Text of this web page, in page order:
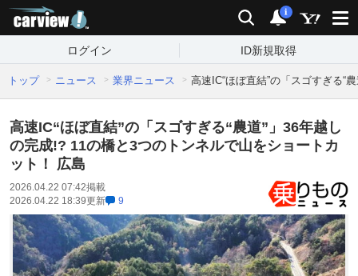
検索 通知
i
ログイン ID新規取得
トップ ニュース 業界ニュース 高速IC“ほぼ直結”の「スゴすぎる“
高速IC“ほぼ直結”の「スゴすぎる“農道”」36年越し
の完成!? 11の橋と3つのトンネルで山をショートカ
ット！ 広島
2026.04.22 07:42掲載
2026.04.22 18:39更新 9